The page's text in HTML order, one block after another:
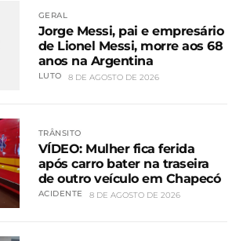
GERAL
Jorge Messi, pai e empresário
de Lionel Messi, morre aos 68
anos na Argentina
LUTO 8 DE AGOSTO DE 2026
TRÂNSITO
VÍDEO: Mulher fica ferida
após carro bater na traseira
de outro veículo em Chapecó
ACIDENTE 8 DE AGOSTO DE 2026